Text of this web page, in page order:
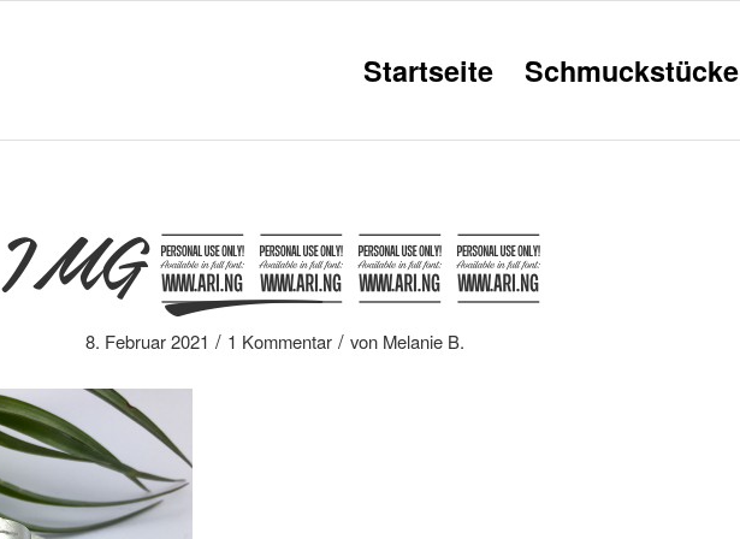
Startseite Schmuckstücke
IMG_1004
8. Februar 2021 / 1 Kommentar / von Melanie B.